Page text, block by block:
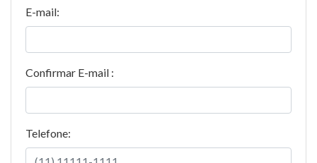
E-mail:
Confirmar E-mail :
Telefone: